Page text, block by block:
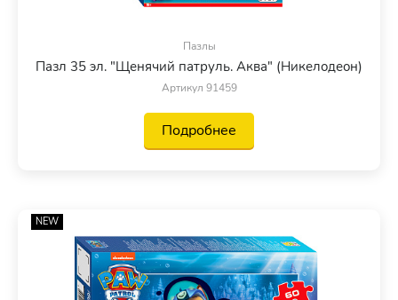
Пазлы
Пазл 35 эл. "Щенячий патруль. Аква" (Никелодеон)
Артикул 91459
Подробнее
NEW